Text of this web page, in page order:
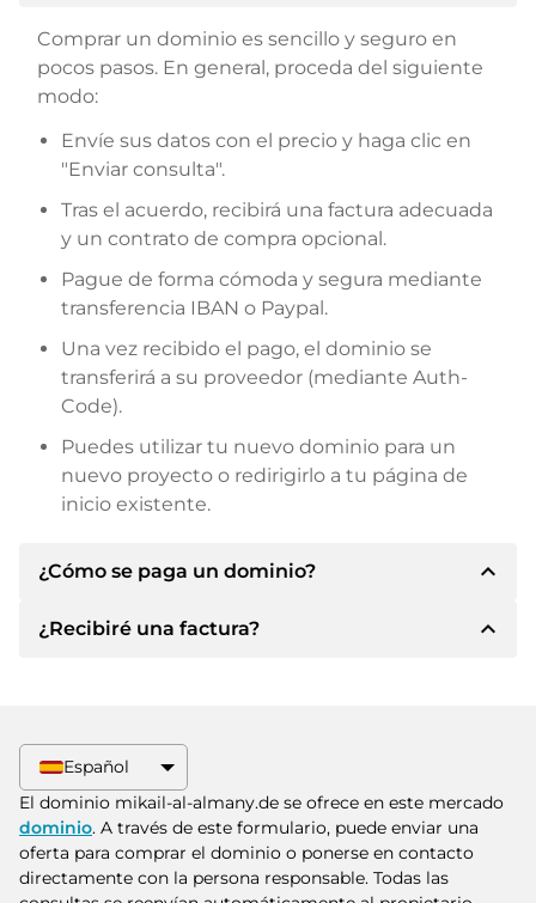
Comprar un dominio es sencillo y seguro en
pocos pasos. En general, proceda del siguiente
modo:
Envíe sus datos con el precio y haga clic en
"Enviar consulta".
Tras el acuerdo, recibirá una factura adecuada
y un contrato de compra opcional.
Pague de forma cómoda y segura mediante
transferencia IBAN o Paypal.
Una vez recibido el pago, el dominio se
transferirá a su proveedor (mediante Auth-
Code).
Puedes utilizar tu nuevo dominio para un
nuevo proyecto o redirigirlo a tu página de
inicio existente.
¿Cómo se paga un dominio? expand_less
Tras llegar a un acuerdo, el propietario le
Paypal u otros métodos de pago.
Indique siempre el nombre de dominio y el
número de factura al realizar la transferencia.
¿Recibiré una factura? expand_less
superiores, también recibirá un contrato de
compra adicional si lo solicita.
Español
El dominio mikail-al-almany.de se ofrece en este mercado
dominio. A través de este formulario, puede enviar una
oferta para comprar el dominio o ponerse en contacto
directamente con la persona responsable. Todas las